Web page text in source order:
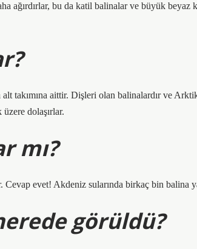
ağırdırlar, bu da katil balinalar ve büyük beyaz
takımına aittir. Dişleri olan balinalardır ve
dolaşırlar.
mı?
evet! Akdeniz sularında birkaç bin balina
görüldü?